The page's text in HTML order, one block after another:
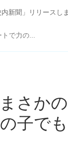
新聞」リリースし
で力の...
さかの
子でも